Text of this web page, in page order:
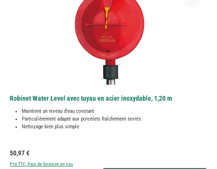
Robinet Water Level avec tuyau en acier inoxydable, 1,20 m
Maintient un niveau d'eau constant
Particulièrement adapté aux porcelets fraîchement sevrés
Nettoyage bien plus simple
Prix régulier :
50,97 €
Prix TTC, frais de livraison en sus